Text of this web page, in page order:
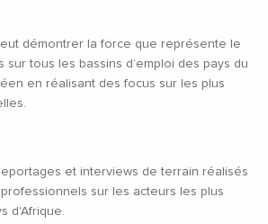
démontrer la force que représente le
sur tous les bassins d’emploi des pays du
en réalisant des focus sur les plus
et interviews de terrain réalisés
sur les acteurs les plus
d'Afrique.